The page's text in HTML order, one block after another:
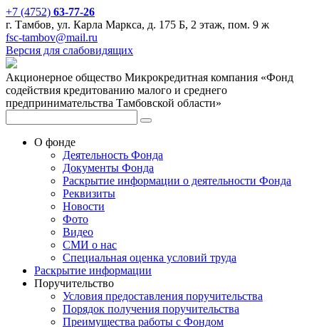
+7 (4752) 63-77-26
г. Тамбов, ул. Карла Маркса, д. 175 Б, 2 этаж, пом. 9 ж
fsc-tambov@mail.ru
Версия для слабовидящих
Акционерное общество Микрокредитная компания «Фонд
содействия кредитованию малого и среднего
предпринимательства Тамбовской области»
О фонде
Деятельность Фонда
Документы Фонда
Раскрытие информации о деятельности Фонда
Реквизиты
Новости
Фото
Видео
СМИ о нас
Специальная оценка условий труда
Раскрытие информации
Поручительство
Условия предоставления поручительства
Порядок получения поручительства
Преимущества работы с Фондом